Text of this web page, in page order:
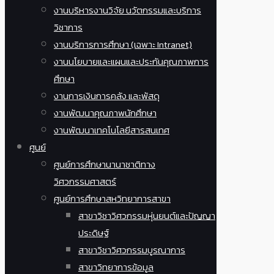
งานบริหารงานวิจัย นวัตกรรมและบริการ
วิชาการ
งานบริการการศึกษา (เฉพาะ Intranet)
งานนโยบายและแผนและประกันคุณภาพการ
ศึกษา
งานการเงินการคลัง และพัสดุ
งานพัฒนาคุณภาพนักศึกษา
งานพัฒนาเทคโนโลยีสารสนเทศ
ศูนย์
ศูนย์การศึกษานานาชาติทาง
วิศวกรรมศาสตร์
ศูนย์การศึกษาสหวิทยาการสาขา
สาขาวิชาวิศวกรรมหุ่นยนต์และปัญญา
ประดิษฐ์
สาขาวิชาวิศวกรรมบูรณาการ
สาขาวิทยาการข้อมูล